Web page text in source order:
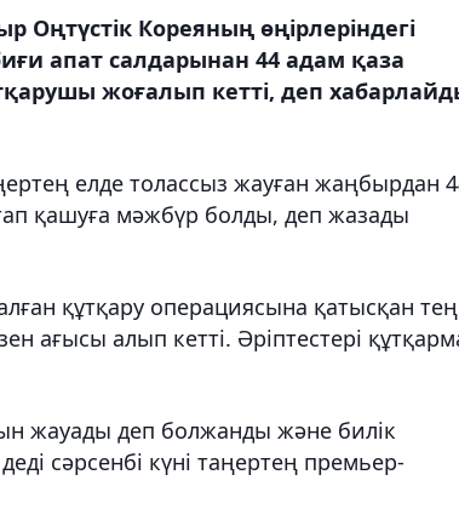
Оңтүстік Кореяның өңірлеріндегі
апат салдарынан 44 адам қаза
жоғалып кетті, деп
елде толассыз жауған жаңбырдан
қашуға мәжбүр болды, деп жазады
құтқару операциясына қатысқан
ағысы алып кетті. Әріптестері
жауады деп болжанды және билік
сәрсенбі күні таңертең премьер-